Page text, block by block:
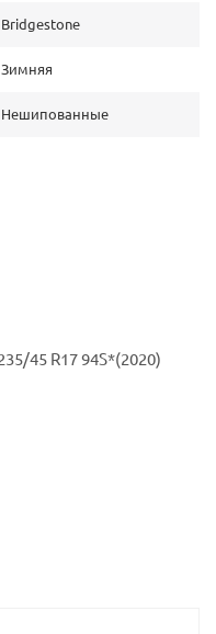
Bridgestone
Зимняя
Нешипованные